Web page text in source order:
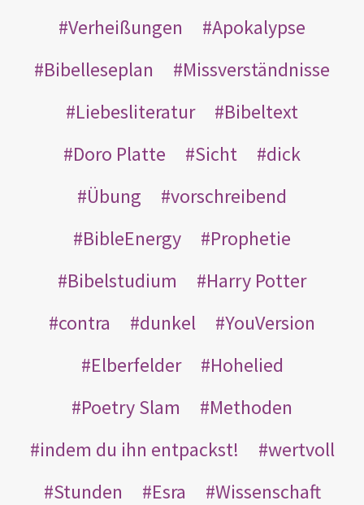
Verheißungen
Apokalypse
Bibelleseplan
Missverständnisse
Liebesliteratur
Bibeltext
Doro Platte
Sicht
dick
Übung
vorschreibend
BibleEnergy
Prophetie
Bibelstudium
Harry Potter
contra
dunkel
YouVersion
Elberfelder
Hohelied
Poetry Slam
Methoden
indem du ihn entpackst!
wertvoll
Stunden
Esra
Wissenschaft